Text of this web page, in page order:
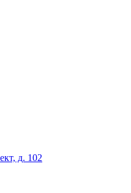
д. 102